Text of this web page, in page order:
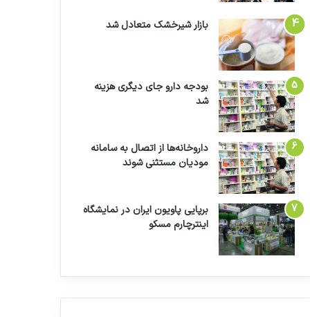
بازار شیرخشک متعادل شد
بودجه دارو جای دیگری هزینه
شد
داروخانه‌ها از اتصال به سامانه
مودیان مستثنی شوند
برپایی پاویون ایران در نمایشگاه
اینترچارم مسکو